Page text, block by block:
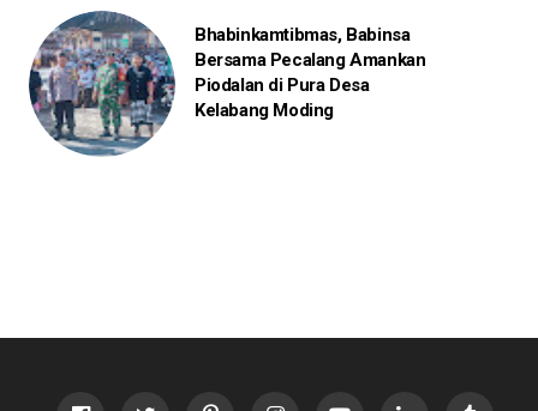
Bhabinkamtibmas, Babinsa
Bersama Pecalang Amankan
Piodalan di Pura Desa
Kelabang Moding